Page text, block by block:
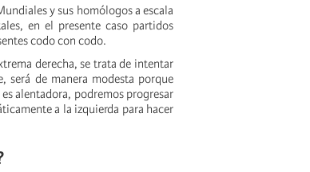
y sus homólogos a escala
en el presente caso partidos
codo con codo.
derecha, se trata de intentar
será de manera modesta porque
alentadora, podremos progresar
a la izquierda para hacer